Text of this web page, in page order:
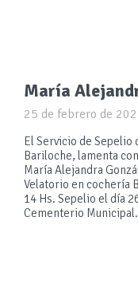
María
25 de febrero de
El Servicio de
Bariloche, lamenta
María Alejandra
Velatorio en cochería
14 Hs. Sepelio el día
Cementerio